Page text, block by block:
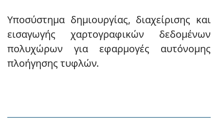
Υποσύστημα δημιουργίας, διαχείρισης και
εισαγωγής χαρτογραφικών δεδομένων
πολυχώρων για εφαρμογές αυτόνομης
πλοήγησης τυφλών.